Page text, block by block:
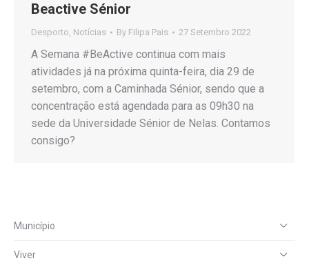
Beactive Sénior
Desporto Notícias By Filipa Pais 27 Setembro 2022
A Semana #BeActive continua com mais
atividades já na próxima quinta-feira, dia 29 de
setembro, com a Caminhada Sénior, sendo que a
concentração está agendada para as 09h30 na
sede da Universidade Sénior de Nelas. Contamos
consigo?
Município
Viver